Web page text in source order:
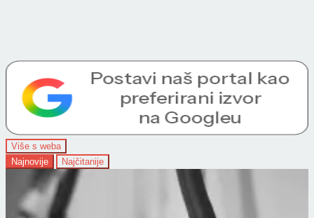
Više s weba
Najnovije
Najčitanije